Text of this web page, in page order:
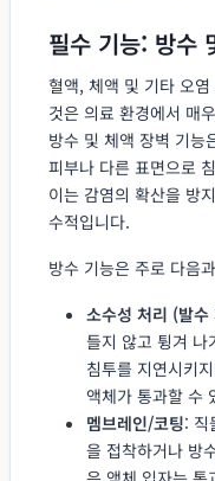
필수 기능: 방수
혈액, 체액 및 기타 오
것은 의료 환경에서 매
방수 및 체액 장벽 기능
피부나 다른 표면으로
이는 감염의 확산을 방
수적입니다.
방수 기능은 주로 다음
소수성 처리 (발수
들지 않고 튕겨 나
침투를 지연시키
액체가 통과할 수
멤브레인/코팅: 직
을 접착하거나 방